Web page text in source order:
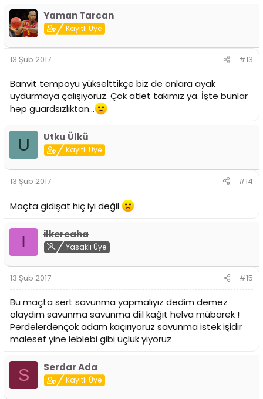
Yaman Tarcan
Kayıtlı Üye
13 Şub 2017 #13
Banvit tempoyu yükselttikçe biz de onlara ayak
uydurmaya çalışıyoruz. Çok atlet takımız ya. İşte bunlar
hep guardsızlıktan...
U Utku Ülkü
Kayıtlı Üye
13 Şub 2017 #14
Maçta gidişat hiç iyi değil
I ilkercaha
Yasaklı Üye
13 Şub 2017 #15
Bu maçta sert savunma yapmalıyız dedim demez
olaydım savunma savunma diil kağıt helva mübarek !
Perdelerdençok adam kaçırıyoruz savunma istek işidir
malesef yine leblebi gibi üçlük yiyoruz
S Serdar Ada
Kayıtlı Üye